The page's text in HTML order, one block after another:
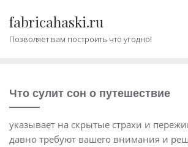
содержимому
fabricahaski.ru
Позволяет вам построить что угодно!
Что сулит сон о путешествие
указывает на скрытые страхи и
давно требуют вашего внимания и